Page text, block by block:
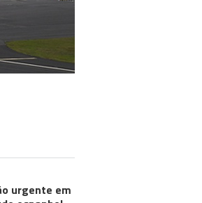
urgente em